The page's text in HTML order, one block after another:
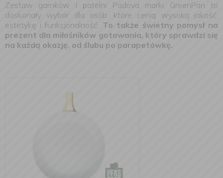
Zestaw garnków i patelni Padova marki GreenPan to
doskonały wybór dla osób, które cenią wysoką jakość,
estetykę i funkcjonalność. To także świetny pomysł na
prezent dla miłośników gotowania, który sprawdzi się
na każdą okazję, od ślubu po parapetówkę.